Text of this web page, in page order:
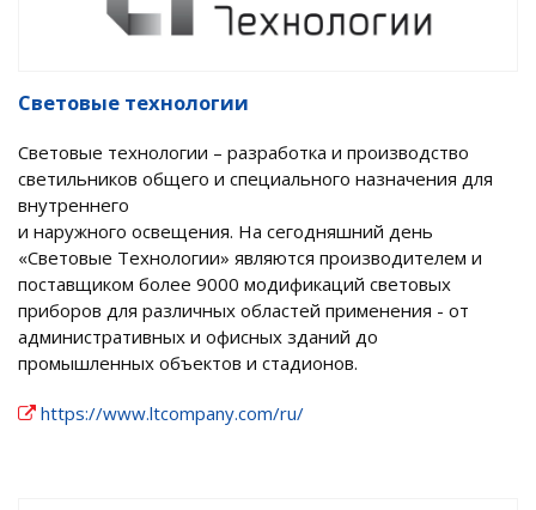
Световые технологии
Световые технологии – разработка и производство
светильников общего и специального назначения для
внутреннего
и наружного освещения. На сегодняшний день
«Световые Технологии» являются производителем и
поставщиком более 9000 модификаций световых
приборов для различных областей применения - от
административных и офисных зданий до
промышленных объектов и стадионов.
https://www.ltcompany.com/ru/